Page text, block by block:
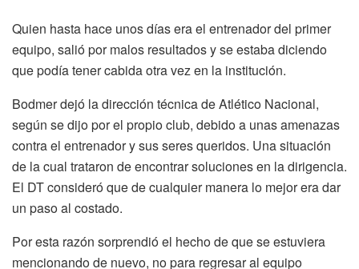
Quien hasta hace unos días era el entrenador del primer
equipo, salió por malos resultados y se estaba diciendo
que podía tener cabida otra vez en la institución.
Bodmer dejó la dirección técnica de Atlético Nacional,
según se dijo por el propio club, debido a unas amenazas
contra el entrenador y sus seres queridos. Una situación
de la cual trataron de encontrar soluciones en la dirigencia.
El DT consideró que de cualquier manera lo mejor era dar
un paso al costado.
Por esta razón sorprendió el hecho de que se estuviera
mencionando de nuevo, no para regresar al equipo